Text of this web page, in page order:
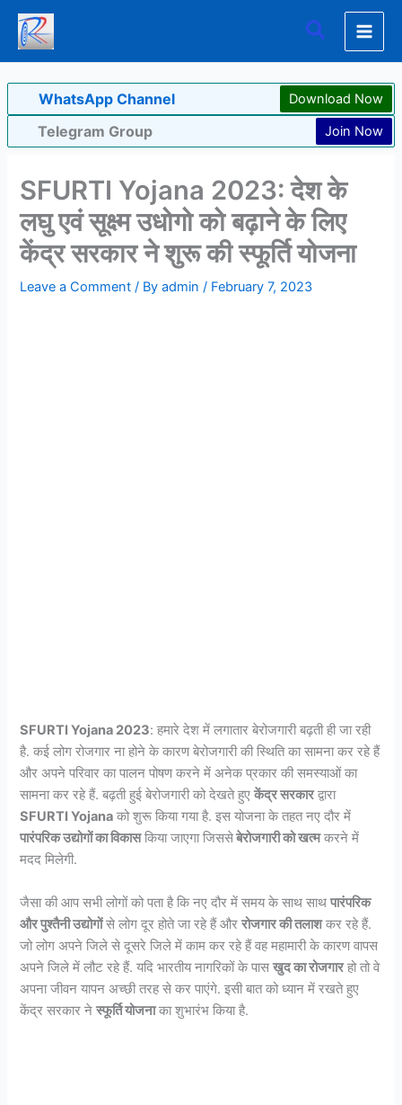
Skip
content
Search
WhatsApp Channel Download Now
Telegram Group Join Now
SFURTI Yojana 2023: देश के
लघु एवं सूक्ष्म उधोगो को बढ़ाने के लिए
केंद्र सरकार ने शुरू की स्फूर्ति योजना
Leave a Comment / Byadmin/ February 7, 2023
SFURTI Yojana 2023: हमारे देश में लगातार बेरोजगारी बढ़ती ही जा रही
है. कई लोग रोजगार ना होने के कारण बेरोजगारी की स्थिति का सामना कर रहे हैं
और अपने परिवार का पालन पोषण करने में अनेक प्रकार की समस्याओं का
सामना कर रहे हैं. बढ़ती हुई बेरोजगारी को देखते हुएकेंद्र सरकारद्वारा
SFURTI Yojana को शुरू किया गया है. इस योजना के तहत नए दौर में
पारंपरिक उद्योगों का विकासकिया जाएगा जिससेबेरोजगारी को खत्मकरने में
मदद मिलेगी.
जैसा की आप सभी लोगों को पता है कि नए दौर में समय के साथ साथपारंपरिक
और पुश्तैनी उद्योगोंसे लोग दूर होते जा रहे हैं औररोजगार की तलाशकर रहे हैं.
जो लोग अपने जिले से दूसरे जिले में काम कर रहे हैं वह महामारी के कारण वापस
अपने जिले में लौट रहे हैं. यदि भारतीय नागरिकों के पासखुद का रोजगारहो तो वे
अपना जीवन यापन अच्छी तरह से कर पाएंगे. इसी बात को ध्यान में रखते हुए
केंद्र सरकार नेस्फूर्ति योजनाका शुभारंभ किया है.